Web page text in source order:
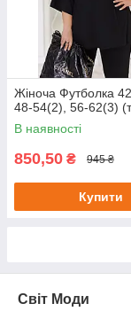
Жіноча Футболка
48-54(2), 56-62(3)
В наявності
850,50 ₴ 945 ₴
Купити
Світ Моди